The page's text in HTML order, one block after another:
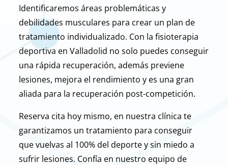
Identificaremos áreas problemáticas y
debilidades musculares para crear un plan de
tratamiento individualizado. Con la fisioterapia
deportiva en Valladolid no solo puedes conseguir
una rápida recuperación, además previene
lesiones, mejora el rendimiento y es una gran
aliada para la recuperación post-competición.
Reserva cita hoy mismo, en nuestra clínica te
garantizamos un tratamiento para conseguir
que vuelvas al 100% del deporte y sin miedo a
sufrir lesiones. Confía en nuestro equipo de